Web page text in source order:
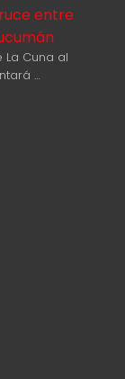
entre
Cuna al
…